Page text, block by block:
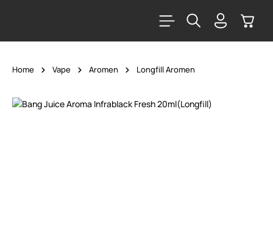
Home Vape Aromen Longfill Aromen
Bildergalerie überspringen